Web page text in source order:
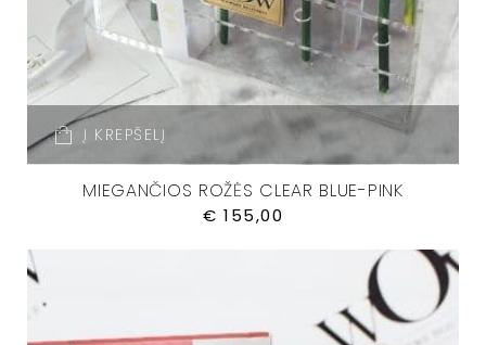
Į KREPŠELĮ
MIEGANČIOS ROŽĖS CLEAR BLUE-PINK
€ 155,00